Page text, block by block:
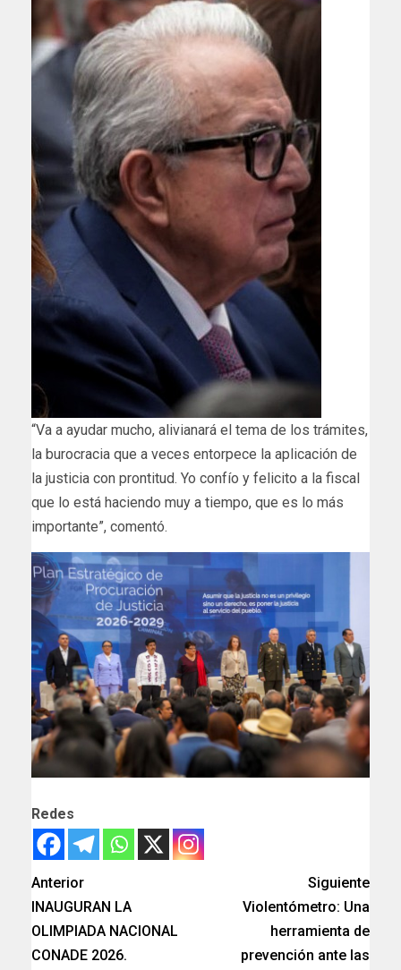
“Va a ayudar mucho, alivianará el tema de los trámites,
la burocracia que a veces entorpece la aplicación de
la justicia con prontitud. Yo confío y felicito a la fiscal
que lo está haciendo muy a tiempo, que es lo más
importante”, comentó.
Redes
Anterior
INAUGURAN LA
OLIMPIADA NACIONAL
CONADE 2026.
Siguiente
Violentómetro: Una
herramienta de
prevención ante las